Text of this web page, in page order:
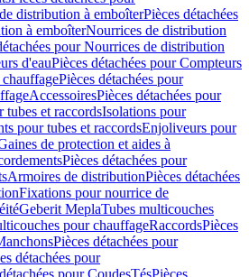
distribution à emboîterPièces détachées
à emboîterNourrices de distribution
pour Nourrices de distribution
d'eauPièces détachées pour Compteurs
Pièces détachées pour
AccessoiresPièces détachées pour
tubes et raccordsIsolations pour
pour tubes et raccordsEnjoliveurs pour
de protection et aides à
Pièces détachées pour
Armoires de distributionPièces détachées
Fixations pour nourrice de
Geberit MeplaTubes multicouches
pour chauffageRaccordsPièces
Pièces détachées pour
détachées pour
pour CoudesTésPièces